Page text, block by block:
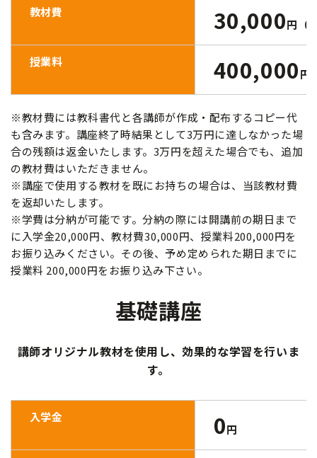
教材費 30,000円（
授業料 400,000円
※教材費には教科書代と各講師が作成・配布するコピー代
も含みます。講座終了時結果として3万円に達しなかった場
合の残額は返金いたします。3万円を超えた場合でも、追加
の教材費はいただきません。
※講座で使用する教材を既にお持ちの場合は、当該教材費
を返却いたします。
※学費は分納が可能です。分納の際には開講前の期日まで
に入学金20,000円、教材費30,000円、授業料200,000円を
お振り込みください。その後、予め定められた期日までに
授業料 200,000円をお振り込み下さい。
基礎講座
講師オリジナル教材を使用し、効果的な学習を行いま
す。
入学金 0円